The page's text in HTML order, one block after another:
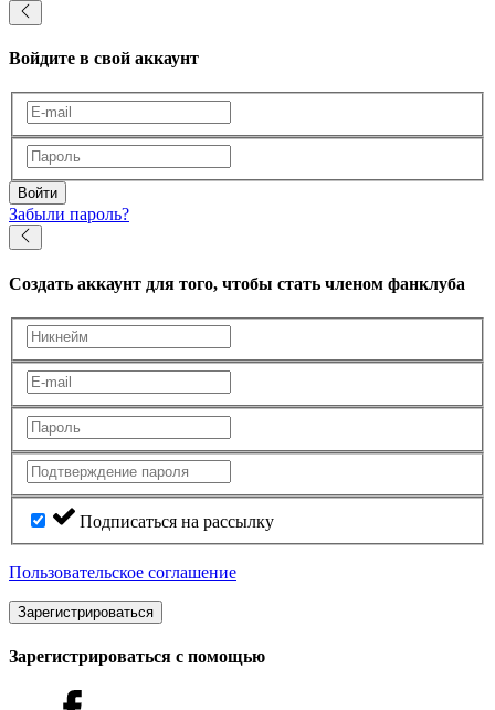
Войдите в свой аккаунт
Войти
Забыли пароль?
Создать аккаунт для того, чтобы стать членом фанклуба
Подписаться на рассылку
Пользовательское соглашение
Зарегистрироваться
Зарегистрироваться с помощью